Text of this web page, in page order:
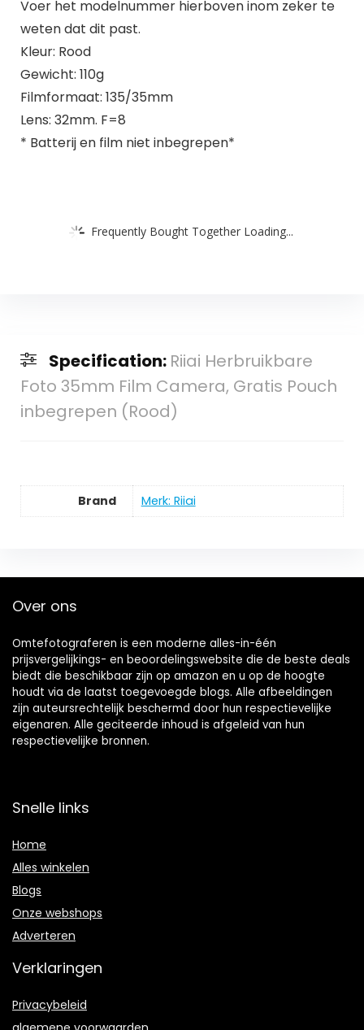
Voer het modelnummer hierboven inom zeker te
weten dat dit past.
Kleur: Rood
Gewicht: 110g
Filmformaat: 135/35mm
Lens: 32mm. F=8
* Batterij en film niet inbegrepen*
Frequently Bought Together Loading...
Specification: Riiai Herbruikbare
Foto 35mm Film Camera, Gratis Pouch
inbegrepen (Rood)
Brand Merk: Riiai
Over ons
Omtefotograferen is een moderne alles-in-één
prijsvergelijkings- en beoordelingswebsite die de beste deals
biedt die beschikbaar zijn op amazon en u op de hoogte
houdt via de laatst toegevoegde blogs. Alle afbeeldingen
zijn auteursrechtelijk beschermd door hun respectievelijke
eigenaren. Alle geciteerde inhoud is afgeleid van hun
respectievelijke bronnen.
Snelle links
Home
Alles winkelen
Blogs
Onze webshops
Adverteren
Verklaringen
Privacybeleid